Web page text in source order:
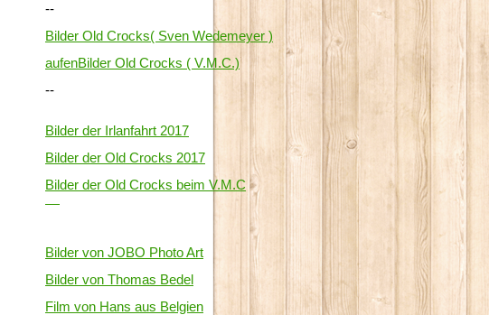
--
Bilder Old Crocks( Sven Wedemeyer )
aufenBilder Old Crocks ( V.M.C.)
--
Bilder der Irlanfahrt 2017
Bilder der Old Crocks 2017
Bilder der Old Crocks beim V.M.C
Bilder von JOBO Photo Art
Bilder von Thomas Bedel
Film von Hans aus Belgien